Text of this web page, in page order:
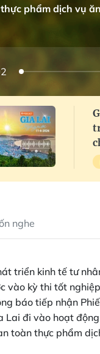
phẩm dịch vụ
nghe
triển kinh tế tư
vào kỳ thi tốt
báo tiếp nhận
Lai đi vào hoạt
toàn thực phẩm